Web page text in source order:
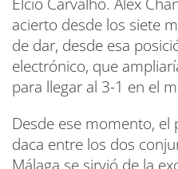
acierto desde los siete
de dar, desde esa
electrónico, que
para llegar al 3-1 en el
Desde ese momento,
daca entre los dos